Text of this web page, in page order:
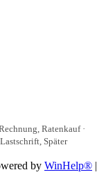
Ratenkauf ·
Später
by WinHelp® |